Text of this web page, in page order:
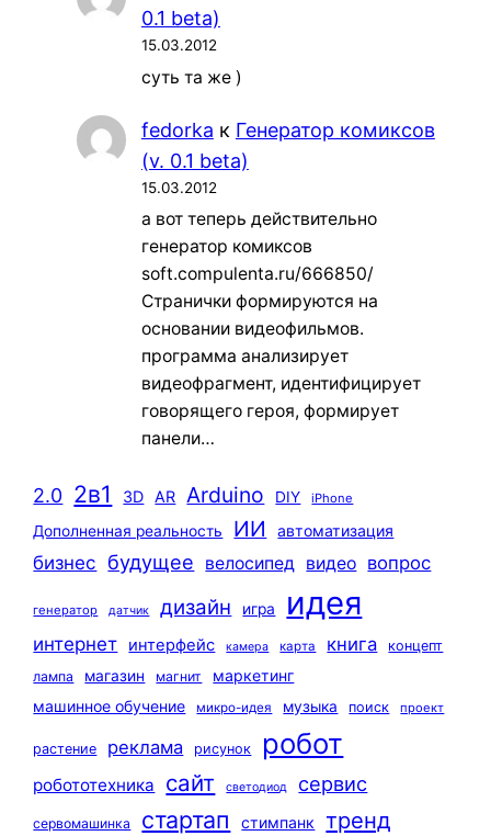
0.1 beta)
15.03.2012
суть та же )
fedorka к Генератор комиксов
(v. 0.1 beta)
15.03.2012
а вот теперь действительно
генератор комиксов
soft.compulenta.ru/666850/
Странички формируются на
основании видеофильмов.
программа анализирует
видеофрагмент, идентифицирует
говорящего героя, формирует
панели…
2.0 2в1 3D AR Arduino DIY iPhone
Дополненная реальность ИИ автоматизация
бизнес будущее велосипед видео вопрос
генератор датчик дизайн игра идея
интернет интерфейс камера карта книга
концепт
лампа
магазин магнит
маркетинг
машинное обучение
микро-идея музыка поиск проект
растение реклама рисунок робот
робототехника сайт светодиод сервис
сервомашинка стартап стимпанк тренд